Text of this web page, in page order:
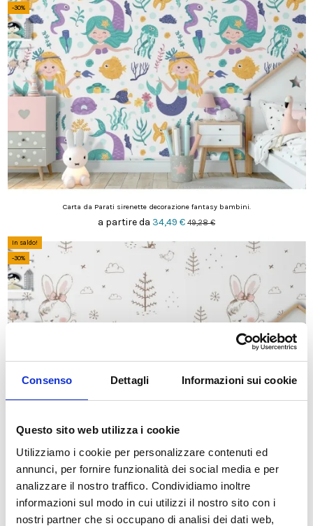
Consenso Dettagli Informazioni sui cookie
Questo sito web utilizza i cookie
Utilizziamo i cookie per personalizzare contenuti ed
annunci, per fornire funzionalità dei social media e per
analizzare il nostro traffico. Condividiamo inoltre
informazioni sul modo in cui utilizzi il nostro sito con i
nostri partner che si occupano di analisi dei dati web,
-30%
Carta da Parati sirenette decorazione fantasy bambini.
a partire da 34,49 € 49,28 €
In saldo!
-30%
Carta da Parati coniglietti decorazione bambini.
a partire da34,49 € 49,28 €
-30%